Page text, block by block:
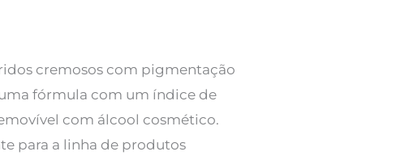
cremosos com pigmentação
fórmula com um índice de
com álcool cosmético.
para a linha de produtos